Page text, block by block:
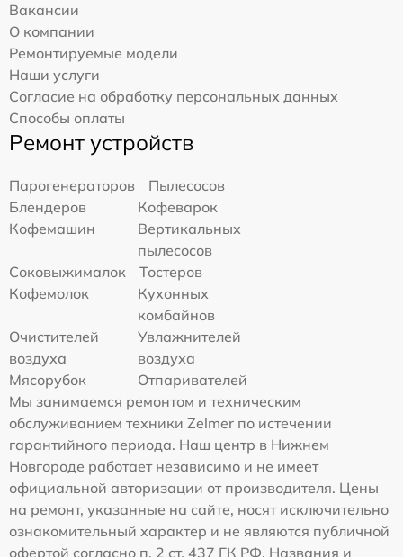
Вакансии
О компании
Ремонтируемые модели
Наши услуги
Согласие на обработку персональных данных
Способы оплаты
Ремонт устройств
Парогенераторов
Пылесосов
Блендеров
Кофеварок
Кофемашин
Вертикальных
пылесосов
Соковыжималок
Тостеров
Кофемолок
Кухонных
комбайнов
Очистителей
воздуха
Увлажнителей
воздуха
Мясорубок
Отпаривателей
Мы занимаемся ремонтом и техническим
обслуживанием техники Zelmer по истечении
гарантийного периода. Наш центр в Нижнем
Новгороде работает независимо и не имеет
официальной авторизации от производителя. Цены
на ремонт, указанные на сайте, носят исключительно
ознакомительный характер и не являются публичной
офертой согласно п. 2 ст. 437 ГК РФ. Названия и